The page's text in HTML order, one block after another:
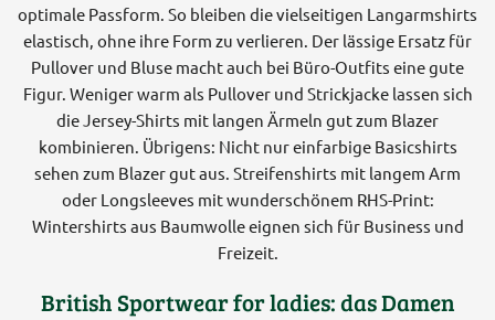
optimale Passform. So bleiben die vielseitigen Langarmshirts
elastisch, ohne ihre Form zu verlieren. Der lässige Ersatz für
Pullover und Bluse macht auch bei Büro-Outfits eine gute
Figur. Weniger warm als Pullover und Strickjacke lassen sich
die Jersey-Shirts mit langen Ärmeln gut zum Blazer
kombinieren. Übrigens: Nicht nur einfarbige Basicshirts
sehen zum Blazer gut aus. Streifenshirts mit langem Arm
oder Longsleeves mit wunderschönem RHS-Print:
Wintershirts aus Baumwolle eignen sich für Business und
Freizeit.
British Sportwear for ladies: das Damen